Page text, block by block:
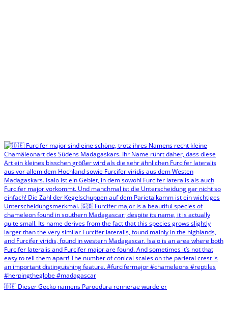
🇩🇪 Dieser Gecko namens Paroedura rennerae wurde er